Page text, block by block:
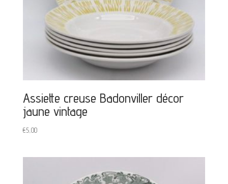
Assiette creuse Badonviller décor
jaune vintage
€5,00